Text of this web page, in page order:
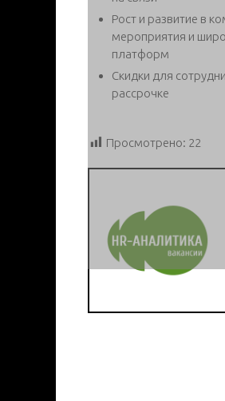
Рост и развитие в
мероприятия и
платформ
Скидки для
рассрочке
Просмотрено: 22